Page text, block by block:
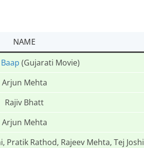
NAME
(Gujarati Movie)
Arjun Mehta
Rajiv Bhatt
Arjun Mehta
Pratik Rathod, Rajeev Mehta, Tej Joshi